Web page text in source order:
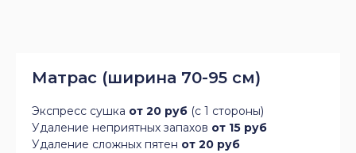
Матрас (ширина 70-95 см)
Экспресс сушка от 20 руб (с 1 стороны)
Удаление неприятных запахов от 15 руб
Удаление сложных пятен от 20 руб